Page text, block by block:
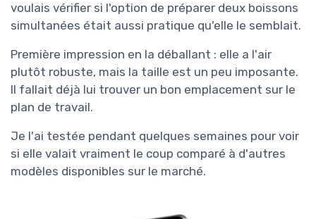
voulais vérifier si l'option de préparer deux boissons
simultanées était aussi pratique qu'elle le semblait.
Première impression en la déballant : elle a l'air
plutôt robuste, mais la taille est un peu imposante.
Il fallait déjà lui trouver un bon emplacement sur le
plan de travail.
Je l'ai testée pendant quelques semaines pour voir
si elle valait vraiment le coup comparé à d'autres
modèles disponibles sur le marché.